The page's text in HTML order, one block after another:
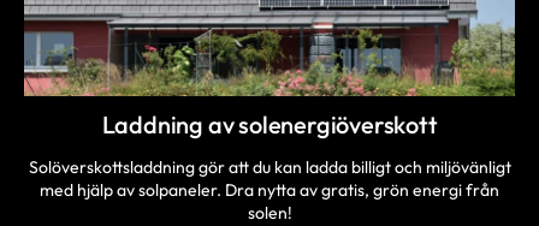
Laddning av solenergiöverskott
Solöverskottsladdning gör att du kan ladda billigt och miljövänligt
med hjälp av solpaneler. Dra nytta av gratis, grön energi från
solen!